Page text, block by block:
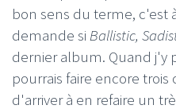
bon sens du terme, c'est
demande si Ballistic,
dernier album. Quand j'y
pourrais faire encore
d'arriver à en refaire un